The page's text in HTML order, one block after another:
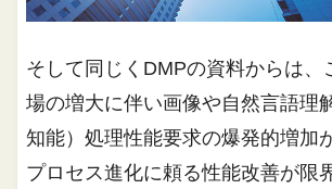
そして同じくDMPの資料からは、
場の増大に伴い画像や自然言語理
知能）処理性能要求の爆発的増加
プロセス進化に頼る性能改善が限